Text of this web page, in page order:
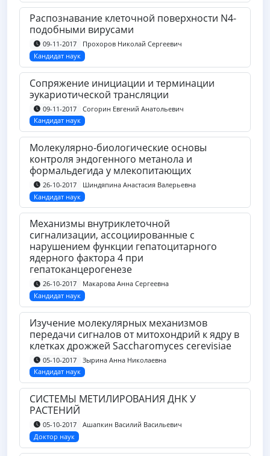
Распознавание клеточной поверхности N4-
подобными вирусами
09-11-2017
Прохоров Николай Сергеевич
Кандидат наук
Сопряжение инициации и терминации
эукариотической трансляции
09-11-2017
Согорин Евгений Анатольевич
Кандидат наук
Молекулярно-биологические основы
контроля эндогенного метанола и
формальдегида у млекопитающих
26-10-2017
Шиндяпина Анастасия Валерьевна
Кандидат наук
Механизмы внутриклеточной
сигнализации, ассоциированные с
нарушением функции гепатоцитарного
ядерного фактора 4 при
гепатоканцерогенезе
26-10-2017
Макарова Анна Сергеевна
Кандидат наук
Изучение молекулярных механизмов
передачи сигналов от митохондрий к ядру в
клетках дрожжей Saccharomyces cerevisiae
05-10-2017
Зырина Анна Николаевна
Кандидат наук
СИСТЕМЫ МЕТИЛИРОВАНИЯ ДНК У
РАСТЕНИЙ
05-10-2017
Ашапкин Василий Васильевич
Доктор наук